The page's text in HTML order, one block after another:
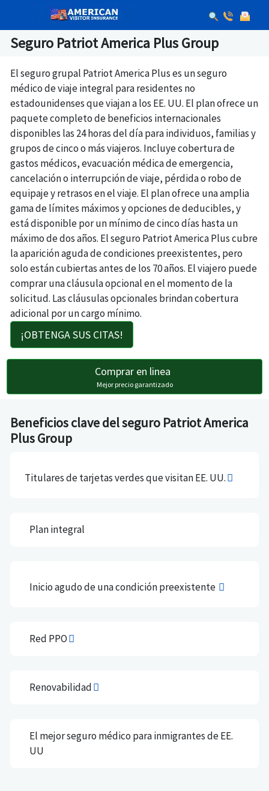
Seguro Patriot America Plus Group
El seguro grupal Patriot America Plus es un seguro
médico de viaje integral para residentes no
estadounidenses que viajan a los EE. UU. El plan ofrece un
paquete completo de beneficios internacionales
disponibles las 24 horas del día para individuos, familias y
grupos de cinco o más viajeros. Incluye cobertura de
gastos médicos, evacuación médica de emergencia,
cancelación o interrupción de viaje, pérdida o robo de
equipaje y retrasos en el viaje. El plan ofrece una amplia
gama de límites máximos y opciones de deducibles, y
está disponible por un mínimo de cinco días hasta un
máximo de dos años. El seguro Patriot America Plus cubre
la aparición aguda de condiciones preexistentes, pero
solo están cubiertas antes de los 70 años. El viajero puede
comprar una cláusula opcional en el momento de la
solicitud. Las cláusulas opcionales brindan cobertura
adicional por un cargo mínimo.
¡OBTENGA SUS CITAS!
Comprar en linea
Mejor precio garantizado
Beneficios clave del seguro Patriot America
Plus Group
Titulares de tarjetas verdes que visitan EE. UU.
Plan integral
Inicio agudo de una condición preexistente
Red PPO
Renovabilidad
El mejor seguro médico para inmigrantes de EE.
UU